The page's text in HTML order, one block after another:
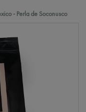
- Perla de Soconusco